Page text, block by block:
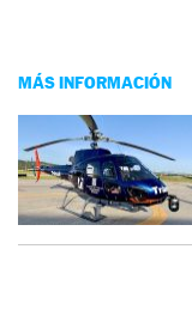
MÁS INFORMACIÓN